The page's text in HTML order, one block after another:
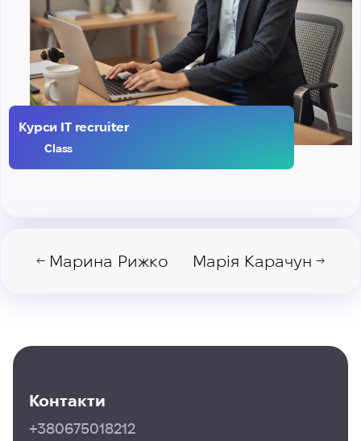
Курси IT recruiter
Class
← Марина Рижко Марія Карачун →
Контакти
+380675018212